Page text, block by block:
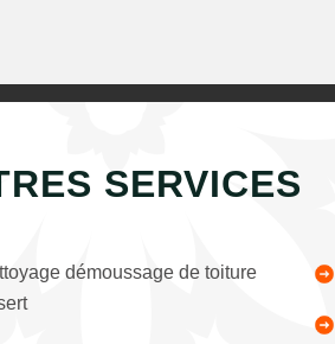
SERVICES
démoussage de toiture